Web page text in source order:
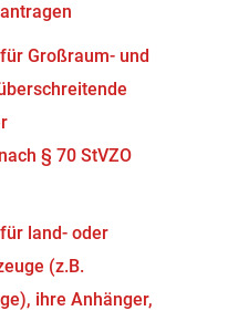
Großraum- und
§ 70 StVZO
land- oder
(z.B.
ihre Anhänger,